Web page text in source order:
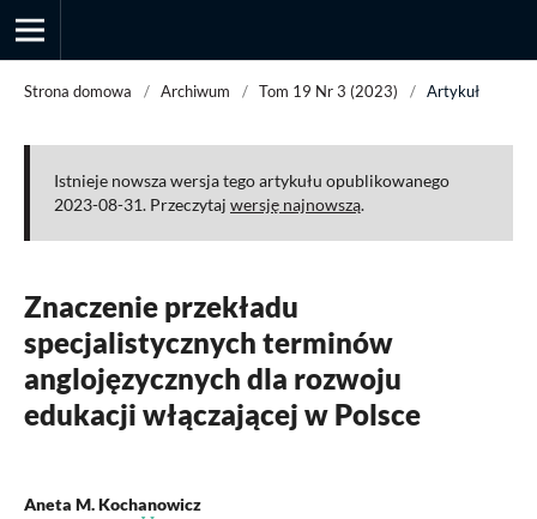
Przegląd Socjologii Jakościowej
Strona domowa / Archiwum / Tom 19 Nr 3 (2023) / Artykuł
Istnieje nowsza wersja tego artykułu opublikowanego
2023-08-31. Przeczytaj wersję najnowszą.
Znaczenie przekładu
specjalistycznych terminów
anglojęzycznych dla rozwoju
edukacji włączającej w Polsce
Aneta M. Kochanowicz